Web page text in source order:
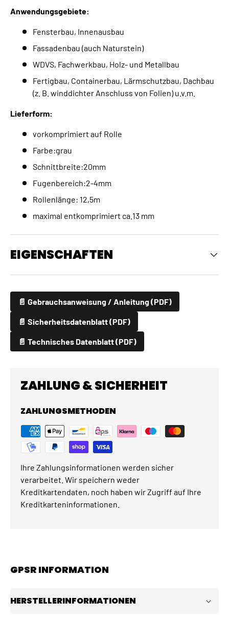
Anwendungsgebiete:
Fensterbau, Innenausbau
Fassadenbau (auch Naturstein)
WDVS, Fachwerkbau, Holz- und Metallbau
Fertigbau, Containerbau, Lärmschutzbau, Dachbau
(z. B. winddichter Anschluss von Folien) u.v.m.
Lieferform:
vorkomprimiert auf Rolle
Farbe:grau
Schnittbreite:20mm
Fugenbereich:2-4mm
Rollenlänge: 12,5m
maximal entkomprimiert ca.13 mm
EIGENSCHAFTEN
📄 Gebrauchsanweisung / Anleitung (PDF)
📄 Sicherheitsdatenblatt (PDF)
📄 Technisches Datenblatt (PDF)
ZAHLUNG & SICHERHEIT
ZAHLUNGSMETHODEN
Ihre Zahlungsinformationen werden sicher
verarbeitet. Wir speichern weder
Kreditkartendaten, noch haben wir Zugriff auf Ihre
Kreditkarteninformationen.
GPSR INFORMATION
HERSTELLERINFORMATIONEN